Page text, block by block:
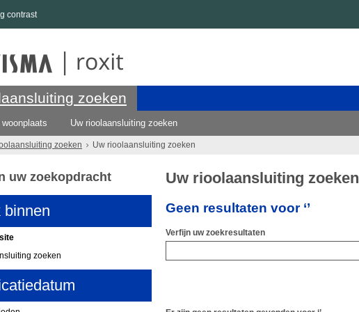
contrast
zoeken
Uw rioolaansluiting zoeken
zoeken Uw rioolaansluiting zoeken
Uw rioolaansluiting zoeken
Geen resultaten voor ‘’
Verfijn uw zoekresultaten
uw zoekopdracht
binnen
zoeken